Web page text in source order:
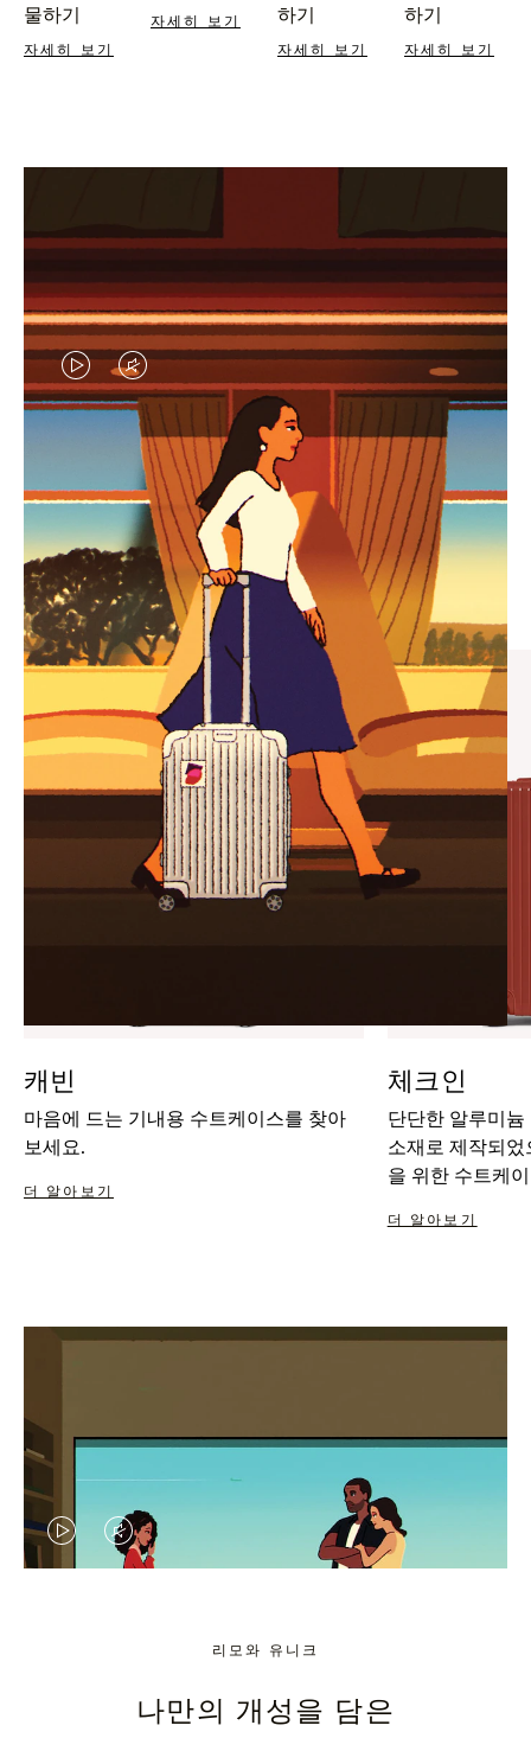
물하기
자세히 보기
자세히 보기
하기
자세히 보기
하기
자세히 보기
VIDEO
IS
PLAYED,
PLEASE
PRESS
TO
PAUSE
IT
VIDEO
IS
MUTED,
PLEASE
PRESS
TO
UNMUTE
IT
엄선된 기프트 셀렉션
모든 여정의 완벽한 동반자 찾
기
캐빈
마음에 드는 기내용 수트케이스를 찾아
보세요.
더 알아보기
체크인
단단한 알루미
소재로 제작되
을 위한 수트케
더 알아보기
VIDEO
PRESS
VIDEO
MUTED,
PRESS
리모와 유니크
나만의 개성을 담은